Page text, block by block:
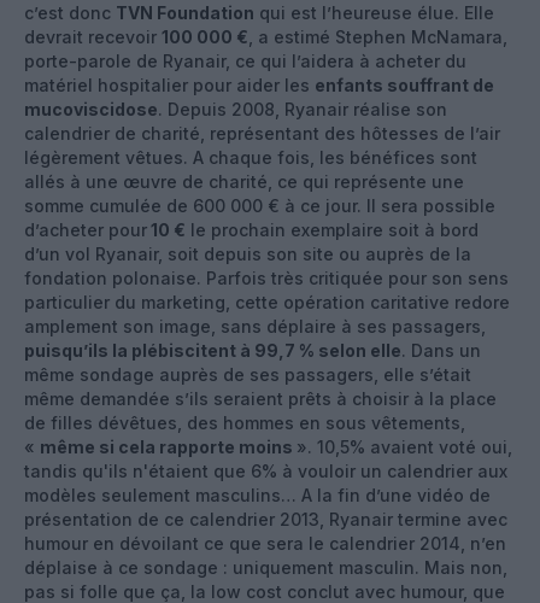
c’est donc TVN Foundation qui est l’heureuse élue. Elle
devrait recevoir 100 000 € , a estimé Stephen McNamara,
porte-parole de Ryanair, ce qui l’aidera à acheter du
matériel hospitalier pour aider les enfants souffrant de
mucoviscidose. Depuis 2008, Ryanair réalise son
calendrier de charité, représentant des hôtesses de l’air
légèrement vêtues. A chaque fois, les bénéfices sont
allés à une œuvre de charité, ce qui représente une
somme cumulée de 600 000 € à ce jour. Il sera possible
d’acheter pour10 € le prochain exemplaire soit à bord
d’un vol Ryanair, soit depuis son site ou auprès de la
fondation polonaise. Parfois très critiquée pour son sens
particulier du marketing, cette opération caritative redore
amplement son image, sans déplaire à ses passagers,
puisqu’ils la plébiscitent à 99,7 % selon elle. Dans un
même sondage auprès de ses passagers, elle s’était
même demandée s’ils seraient prêts à choisir à la place
de filles dévêtues, des hommes en sous vêtements,
« même si cela rapporte moins ». 10,5% avaient voté oui,
tandis qu'ils n'étaient que 6% à vouloir un calendrier aux
modèles seulement masculins… A la fin d’une vidéo de
présentation de ce calendrier 2013, Ryanair termine avec
humour en dévoilant ce que sera le calendrier 2014, n’en
déplaise à ce sondage : uniquement masculin. Mais non,
pas si folle que ça, la low cost conclut avec humour, que